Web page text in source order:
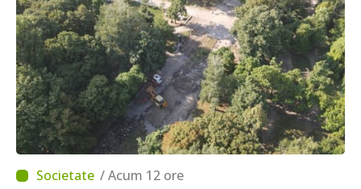
/ Acum 12 ore